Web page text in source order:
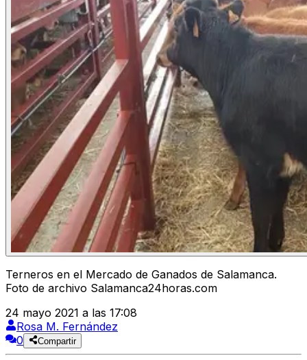
Terneros en el Mercado de Ganados de Salamanca.
Foto de archivo Salamanca24horas.com
24 mayo 2021 a las 17:08
Rosa M. Fernández
0
Compartir